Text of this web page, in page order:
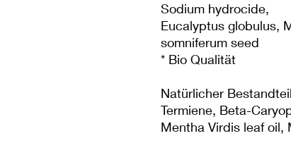
Sodium hydrocide,
Eucalyptus globulus,
somniferum seed
* Bio Qualität
Natürlicher
Termiene, Beta-
Mentha Virdis leaf oil,